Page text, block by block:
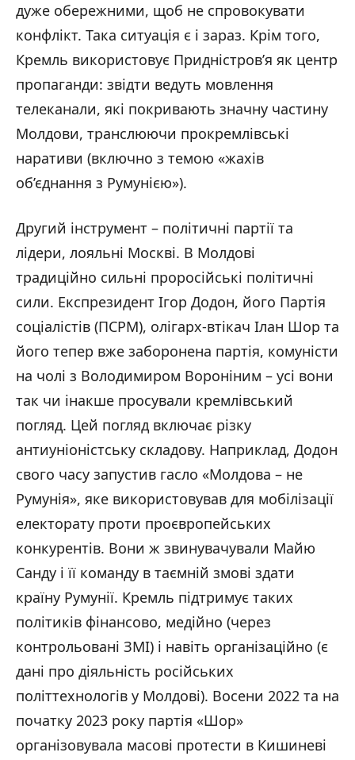
дуже обережними, щоб не спровокувати
конфлікт. Така ситуація є і зараз. Крім того,
Кремль використовує Придністров’я як центр
пропаганди: звідти ведуть мовлення
телеканали, які покривають значну частину
Молдови, транслюючи прокремлівські
наративи (включно з темою «жахів
об’єднання з Румунією»).
Другий інструмент – політичні партії та
лідери, лояльні Москві. В Молдові
традиційно сильні проросійські політичні
сили. Експрезидент Ігор Додон, його Партія
соціалістів (ПСРМ), олігарх-втікач Ілан Шор та
його тепер вже заборонена партія, комуністи
на чолі з Володимиром Вороніним – усі вони
так чи інакше просували кремлівський
погляд. Цей погляд включає різку
антиуніоністську складову. Наприклад, Додон
свого часу запустив гасло «Молдова – не
Румунія», яке використовував для мобілізації
електорату проти проєвропейських
конкурентів. Вони ж звинувачували Майю
Санду і її команду в таємній змові здати
країну Румунії. Кремль підтримує таких
політиків фінансово, медійно (через
контрольовані ЗМІ) і навіть організаційно (є
дані про діяльність російських
політтехнологів у Молдові). Восени 2022 та на
початку 2023 року партія «Шор»
організовувала масові протести в Кишиневі